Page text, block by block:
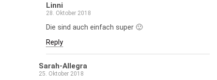
Linni
28. Oktober 2018
Die sind auch einfach super 🙂
Reply
Sarah-Allegra
25. Oktober 2018